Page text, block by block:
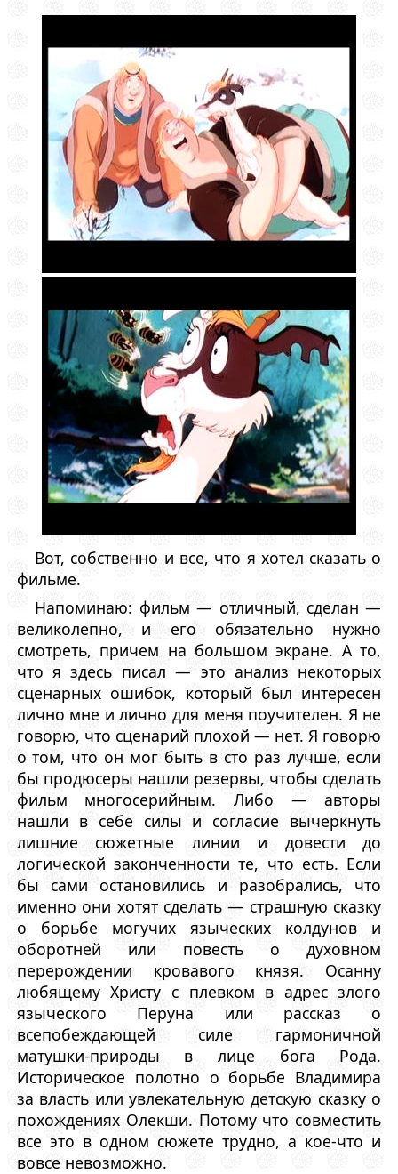
Вот, собственно и все, что я хотел сказать о
фильме.
Напоминаю: фильм — отличный, сделан —
великолепно, и его обязательно нужно
смотреть, причем на большом экране. А то,
что я здесь писал — это анализ некоторых
сценарных ошибок, который был интересен
лично мне и лично для меня поучителен. Я не
говорю, что сценарий плохой — нет. Я говорю
о том, что он мог быть в сто раз лучше, если
бы продюсеры нашли резервы, чтобы сделать
фильм многосерийным. Либо — авторы
нашли в себе силы и согласие вычеркнуть
лишние сюжетные линии и довести до
логической законченности те, что есть. Если
бы сами остановились и разобрались, что
именно они хотят сделать — страшную сказку
о борьбе могучих языческих колдунов и
оборотней или повесть о духовном
перерождении кровавого князя. Осанну
любящему Христу с плевком в адрес злого
языческого Перуна или рассказ о
всепобеждающей силе гармоничной
матушки-природы в лице бога Рода.
Историческое полотно о борьбе Владимира
за власть или увлекательную детскую сказку о
похождениях Олекши. Потому что совместить
все это в одном сюжете трудно, а кое-что и
вовсе невозможно.